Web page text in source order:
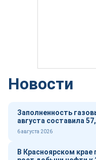
Новости
Заполненность
августа составила
6 августа 2026
В Красноярском